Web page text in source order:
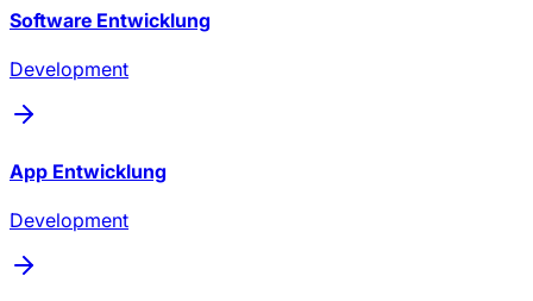
Software Entwicklung
Development
App Entwicklung
Development